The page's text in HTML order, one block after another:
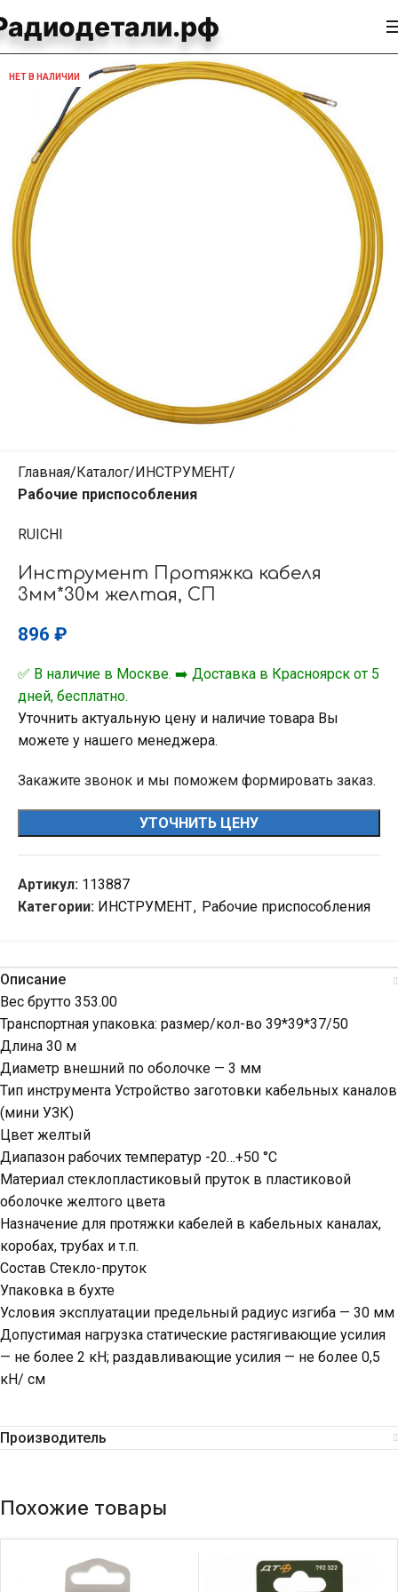
НЕТ В НАЛИЧИИ
Главная Каталог ИНСТРУМЕНТ
Рабочие приспособления
RUICHI
Инструмент Протяжка кабеля
3мм*30м желтая, СП
896 ₽
✅ В наличие в Москве. ➡️ Доставка в Красноярск от 5
дней, бесплатно.
Уточнить актуальную цену и наличие товара Вы
можете у нашего менеджера.
Закажите звонок и мы поможем формировать заказ.
УТОЧНИТЬ ЦЕНУ
Артикул: 113887
Категории: ИНСТРУМЕНТ, Рабочие приспособления
Описание
Вес брутто 353.00
Транспортная упаковка: размер/кол-во 39*39*37/50
Длина 30 м
Диаметр внешний по оболочке — 3 мм
Тип инструмента Устройство заготовки кабельных каналов
(мини УЗК)
Цвет желтый
Диапазон рабочих температур -20…+50 °С
Материал стеклопластиковый пруток в пластиковой
оболочке желтого цвета
Назначение для протяжки кабелей в кабельных каналах,
коробах, трубах и т.п.
Состав Стекло-пруток
Упаковка в бухте
Условия эксплуатации предельный радиус изгиба — 30 мм
Допустимая нагрузка статические растягивающие усилия
— не более 2 кН; раздавливающие усилия — не более 0,5
кН/ см
Производитель
Похожие товары